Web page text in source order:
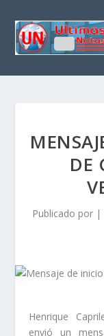
DE
Publicado por |
Henrique
envió un